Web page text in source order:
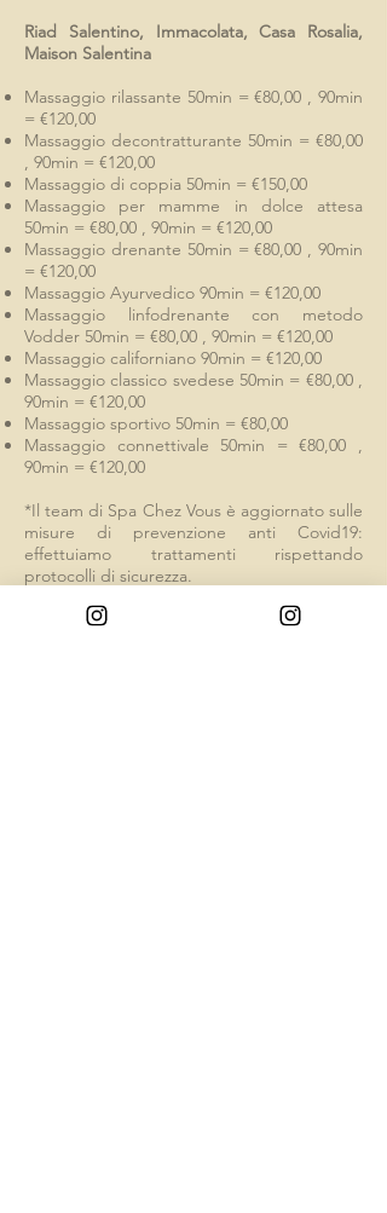
Riad Salentino, Immacolata, Casa Rosalia,
Maison Salentina
Massaggio rilassante 50min = €80,00 , 90min
= €120,00
Massaggio decontratturante 50min = €80,00
, 90min = €120,00
Massaggio di coppia 50min = €150,00
Massaggio per mamme in dolce attesa
50min = €80,00 , 90min = €120,00
Massaggio drenante 50min = €80,00 , 90min
= €120,00
Massaggio Ayurvedico 90min = €120,00
Massaggio linfodrenante con metodo
Vodder 50min = €80,00 , 90min = €120,00
Massaggio californiano 90min = €120,00
Massaggio classico svedese 50min = €80,00 ,
90min = €120,00
Massaggio sportivo 50min = €80,00
Massaggio connettivale 50min = €80,00 ,
90min = €120,00
*Il team di Spa Chez Vous è aggiornato sulle
misure di prevenzione anti Covid19:
effettuiamo trattamenti rispettando
protocolli di sicurezza.
rimodulati pensando alla prevenzione, alla